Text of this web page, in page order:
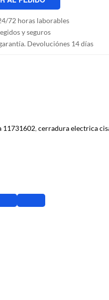
72 horas laborables
y seguros
Devoluciónes 14 días
11731602, cerradura electrica